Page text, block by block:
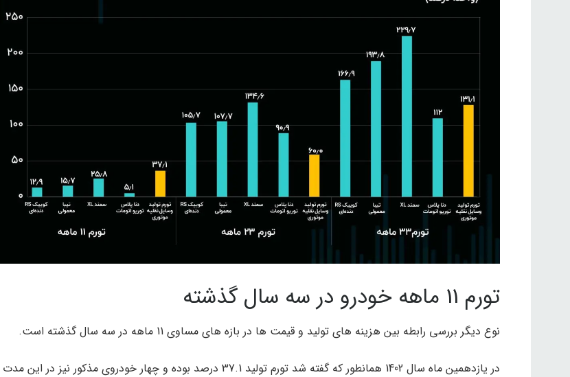
تورم 11 ماهه خودرو در سه سال گذشته
نوع دیگر بررسی رابطه بین هزینه های تولید و قیمت ها در بازه های مساوی 11 ماهه در سه سال گذشته است.
در یازدهمین ماه سال 1402 همانطور که گفته شد تورم تولید 37.1 درصد بوده و چهار خودروی مذکور نیز در این مدت